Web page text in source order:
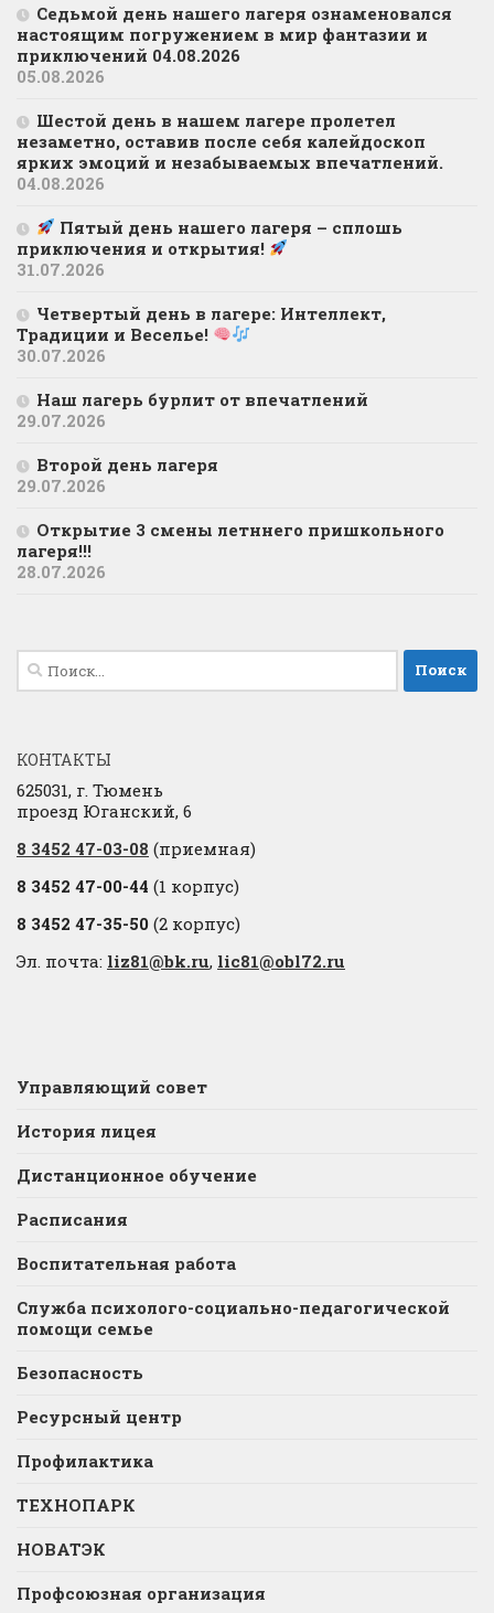
Седьмой день нашего лагеря ознаменовался
настоящим погружением в мир фантазии и
приключений 04.08.2026
05.08.2026
Шестой день в нашем лагере пролетел
незаметно, оставив после себя калейдоскоп
ярких эмоций и незабываемых впечатлений.
04.08.2026
Пятый день нашего лагеря – сплошь
приключения и открытия!
31.07.2026
Четвертый день в лагере: Интеллект,
Традиции и Веселье!
30.07.2026
Наш лагерь бурлит от впечатлений
29.07.2026
Второй день лагеря
29.07.2026
Открытие 3 смены летннего пришкольного
лагеря!!!
28.07.2026
Найти:
КОНТАКТЫ
625031, г. Тюмень
проезд Юганский, 6
8 3452 47-03-08 (приемная)
8 3452 47-00-44 (1 корпус)
8 3452 47-35-50 (2 корпус)
Эл. почта: liz81@bk.ru, lic81@obl72.ru
Управляющий совет
История лицея
Дистанционное обучение
Расписания
Воспитательная работа
Служба психолого-социально-педагогической
помощи семье
Безопасность
Ресурсный центр
Профилактика
ТЕХНОПАРК
НОВАТЭК
Профсоюзная организация